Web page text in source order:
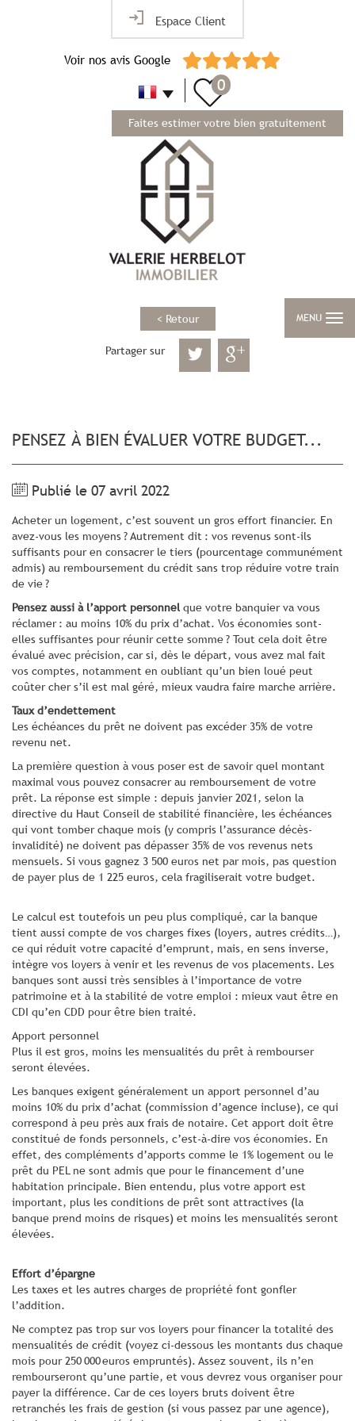
Espace Client
Voir nos avis Google
Faites estimer votre bien gratuitement
0
MENU
< Retour
Partager sur
PENSEZ À BIEN ÉVALUER VOTRE BUDGET...
Publié le 07 avril 2022
Acheter un logement, c’est souvent un gros effort financier. En
avez-vous les moyens ? Autrement dit : vos revenus sont-ils
suffisants pour en consacrer le tiers (pourcentage communément
admis) au remboursement du crédit sans trop réduire votre train
de vie ?
Pensez aussi à l’apport personnel que votre banquier va vous
réclamer : au moins 10% du prix d’achat. Vos économies sont-
elles suffisantes pour réunir cette somme ? Tout cela doit être
évalué avec précision, car si, dès le départ, vous avez mal fait
vos comptes, notamment en oubliant qu’un bien loué peut
coûter cher s’il est mal géré, mieux vaudra faire marche arrière.
Taux d’endettement
Les échéances du prêt ne doivent pas excéder 35% de votre
revenu net.
La première question à vous poser est de savoir quel montant
maximal vous pouvez consacrer au remboursement de votre
prêt. La réponse est simple : depuis janvier 2021, selon la
directive du Haut Conseil de stabilité financière, les échéances
qui vont tomber chaque mois (y compris l’assurance décès-
invalidité) ne doivent pas dépasser 35% de vos revenus nets
mensuels. Si vous gagnez 3 500 euros net par mois, pas question
de payer plus de 1 225 euros, cela fragiliserait votre budget.
Le calcul est toutefois un peu plus compliqué, car la banque
tient aussi compte de vos charges fixes (loyers, autres crédits…),
ce qui réduit votre capacité d’emprunt, mais, en sens inverse,
intègre vos loyers à venir et les revenus de vos placements. Les
banques sont aussi très sensibles à l’importance de votre
patrimoine et à la stabilité de votre emploi : mieux vaut être en
CDI qu’en CDD pour être bien traité.
Apport personnel
Plus il est gros, moins les mensualités du prêt à rembourser
seront élevées.
Les banques exigent généralement un apport personnel d’au
moins 10% du prix d’achat (commission d’agence incluse), ce qui
correspond à peu près aux frais de notaire. Cet apport doit être
constitué de fonds personnels, c’est-à-dire vos économies. En
effet, des compléments d’apports comme le 1% logement ou le
prêt du PEL ne sont admis que pour le financement d’une
habitation principale. Bien entendu, plus votre apport est
important, plus les conditions de prêt sont attractives (la
banque prend moins de risques) et moins les mensualités seront
élevées.
Effort d’épargne
Les taxes et les autres charges de propriété font gonfler
l’addition.
Ne comptez pas trop sur vos loyers pour financer la totalité des
mensualités de crédit (voyez ci-dessous les montants dus chaque
mois pour 250 000 euros empruntés). Assez souvent, ils n’en
rembourseront qu’une partie, et vous devrez vous organiser pour
payer la différence. Car de ces loyers bruts doivent être
retranchés les frais de gestion (si vous passez par une agence),